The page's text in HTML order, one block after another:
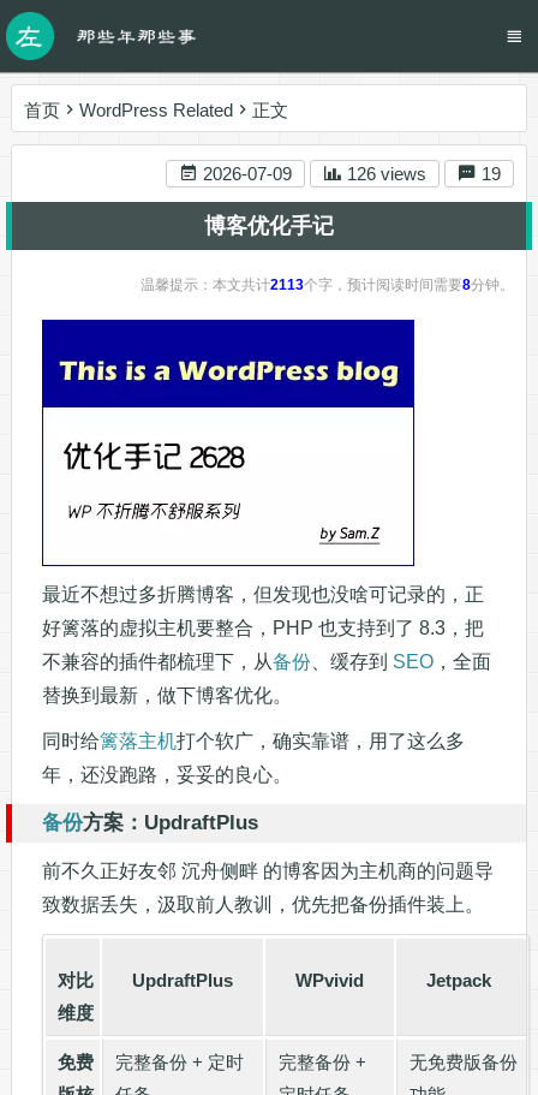
首页 WordPress Related 正文
2026-07-09 126 views 19
博客优化手记
温馨提示：本文共计2113个字，预计阅读时间需要8分钟。
最近不想过多折腾博客，但发现也没啥可记录的，正
好篱落的虚拟主机要整合，PHP 也支持到了 8.3，把
不兼容的插件都梳理下，从备份、缓存到 SEO，全面
替换到最新，做下博客优化。
同时给篱落主机打个软广，确实靠谱，用了这么多
年，还没跑路，妥妥的良心。
备份方案：UpdraftPlus
前不久正好友邻 沉舟侧畔 的博客因为主机商的问题导
致数据丢失，汲取前人教训，优先把备份插件装上。
对比
维度
UpdraftPlus WPvivid Jetpack
免费
完整备份 + 定时
完整备份 +
无免费版备份